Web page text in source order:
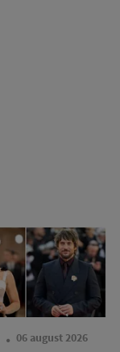
06 august 2026